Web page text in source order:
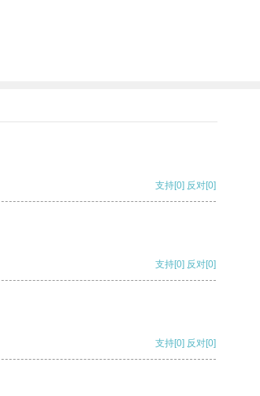
支持[0] 反对[0]
支持[0] 反对[0]
支持[0] 反对[0]